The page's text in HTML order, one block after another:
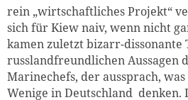
rein „wirtschaftliches Projekt“
sich für Kiew naiv, wenn nicht
kamen zuletzt bizarr-dissonante
russlandfreundlichen Aussagen
Marinechefs, der aussprach,
Wenige in Deutschland denken.